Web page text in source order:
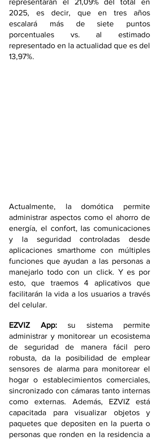
representarán el 21,09% del total en
2025, es decir, que en tres años
escalará más de siete puntos
porcentuales vs. al estimado
representado en la actualidad que es del
13,97%.
Actualmente, la domótica permite
administrar aspectos como el ahorro de
energía, el confort, las comunicaciones
y la seguridad controladas desde
aplicaciones smarthome con múltiples
funciones que ayudan a las personas a
manejarlo todo con un click. Y es por
esto, que traemos 4 aplicativos que
facilitarán la vida a los usuarios a través
del celular.
EZVIZ App: su sistema permite
administrar y monitorear un ecosistema
de seguridad de manera fácil pero
robusta, da la posibilidad de emplear
sensores de alarma para monitorear el
hogar o establecimientos comerciales,
sincronizado con cámaras tanto internas
como externas. Además, EZVIZ está
capacitada para visualizar objetos y
paquetes que depositen en la puerta o
personas que ronden en la residencia a